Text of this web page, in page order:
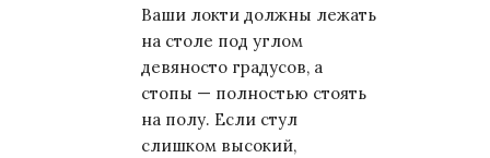
Ваши локти должны лежать
на столе под углом
девяносто градусов, а
стопы — полностью стоять
на полу. Если стул
слишком высокий,